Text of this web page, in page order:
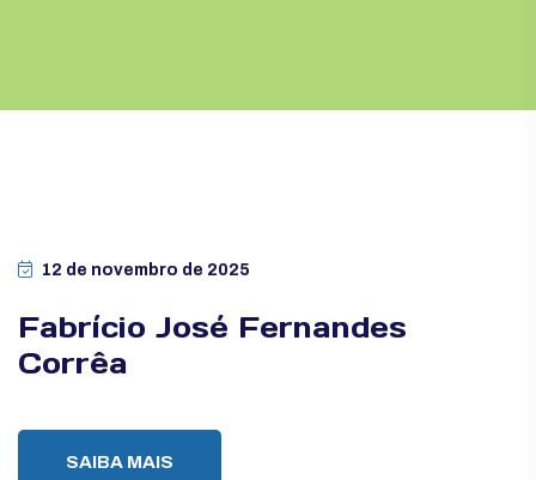
12 de novembro de 2025
Fabrício José Fernandes
Corrêa
SAIBA MAIS